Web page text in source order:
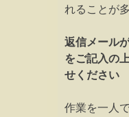
れることが
返信メール
をご記入の
せください
作業を一人